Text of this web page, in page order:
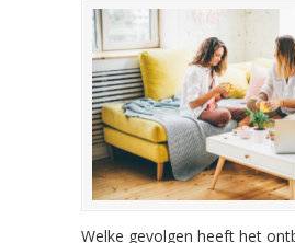
Welke gevolgen heeft het